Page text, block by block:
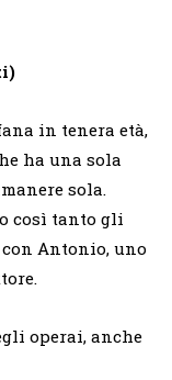
in tenera età,
ha una sola
sola.
così tanto gli
Antonio, uno
operai, anche